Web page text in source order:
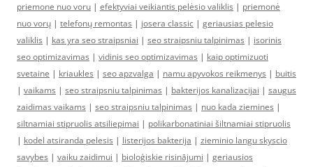
priemone nuo voru | efektyviai veikiantis pelėsio valiklis | priemonė
nuo vorų | telefonų remontas | josera classic | geriausias pelesio
valiklis | kas yra seo straipsniai | seo straipsniu talpinimas | isorinis
seo optimizavimas | vidinis seo optimizavimas | kaip optimizuoti
svetaine | kriaukles | seo apzvalga | namu apyvokos reikmenys | buitis
| vaikams | seo straipsniu talpinimas | bakterijos kanalizacijai | saugus
zaidimas vaikams | seo straipsniu talpinimas | nuo kada ziemines |
siltnamiai stipruolis atsiliepimai | polikarbonatiniai šiltnamiai stipruolis
| kodel atsiranda pelesis | listerijos bakterija | zieminio langu skyscio
savybes | vaiku zaidimui | bioloģiskie risinājumi | geriausios